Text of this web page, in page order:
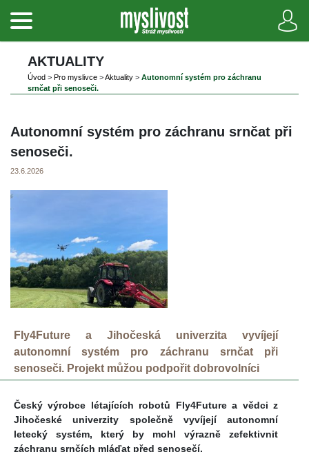
AKTUALITY
Úvod > Pro myslivce >Aktuality > Autonomní systém pro záchranu
rnčat při senoseči.
Autonomní systém pro záchranu srnčat při
enoseči.
23.6.2026
Fly4Future a Jihočeská univerzita vyvíjejí
autonomní systém pro záchranu srnčat při
enoseči. Projekt můžou podpořit dobrovolníci
Český výrobce létajících robotů Fly4Future a vědci z
Jihočeské univerzity společně vyvíjejí autonomní
letecký systém, který by mohl výrazně zefektivnit
záchranu srnčích mláďat před senosečí.